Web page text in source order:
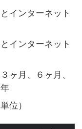
インターネット
インターネット
ヶ月、６ヶ月、
位）